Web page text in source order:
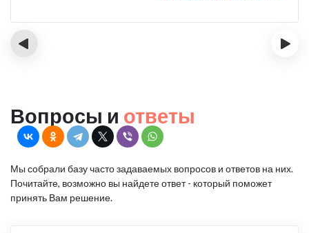
‹ ›
Вопросы и ответы
Мы собрали базу часто задаваемых вопросов и ответов на них.
Почитайте, возможно вы найдете ответ - который поможет
принять Вам решение.